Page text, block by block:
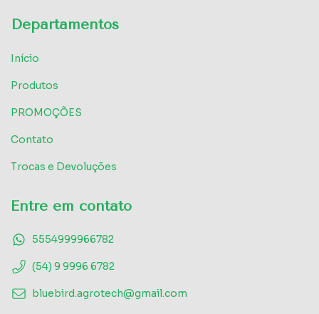
Departamentos
Início
Produtos
PROMOÇÕES
Contato
Trocas e Devoluções
Entre em contato
5554999966782
(54) 9 9996 6782
bluebird.agrotech@gmail.com